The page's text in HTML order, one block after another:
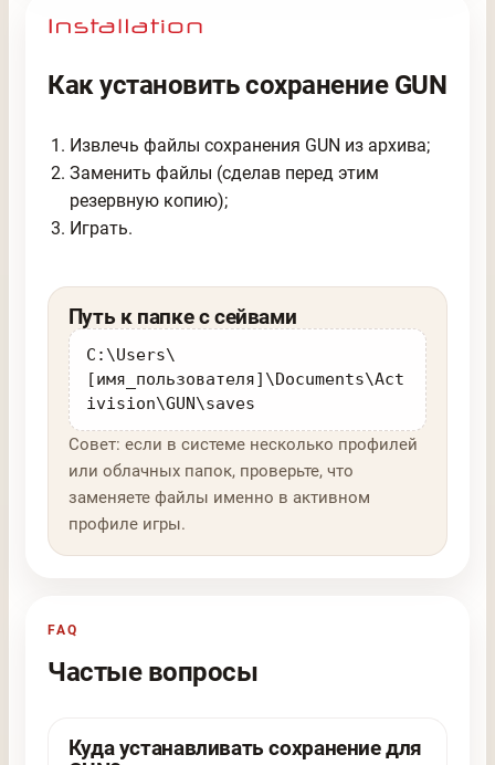
Как установить сохранение GUN
Извлечь файлы сохранения GUN из архива;
Заменить файлы (сделав перед этим
резервную копию);
Играть.
Путь к папке с сейвами
C:\Users\
[имя_пользователя]\Documents\Act
ivision\GUN\saves
Совет: если в системе несколько профилей
или облачных папок, проверьте, что
заменяете файлы именно в активном
профиле игры.
FAQ
Частые вопросы
Куда устанавливать сохранение для